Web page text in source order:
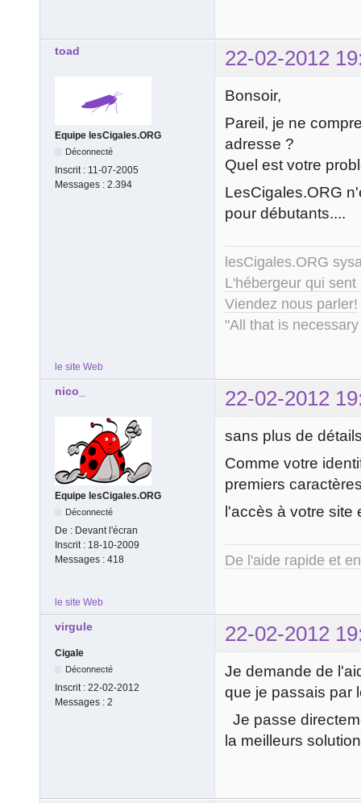
toad 22-02-2012
Equipe lesCigales.ORG
Déconnecté
Inscrit : 11-07-2005
Messages : 2.394
Bonsoir,
Pareil, je ne
adresse ?
Quel est votre
LesCigales.ORG
pour débutants....
lesCigales.ORG
L'hébergeur qui
Viendez nous parler!
"All that is
le site Web
nico_ 22-02-2012
Equipe lesCigales.ORG
Déconnecté
De : Devant l'écran
Inscrit : 18-10-2009
Messages : 418
sans plus de
Comme votre
premiers
l'accès à votre site
De l'aide rapide et
le site Web
virgule 22-02-2012
Cigale
Déconnecté
Inscrit : 22-02-2012
Messages : 2
Je demande de
que je passais par
Je passe
la meilleurs